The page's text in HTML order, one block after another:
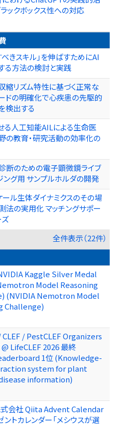
ックボックス性への対応
べきスキル」を伸ばすためにAI
る方法の検討と実践
縮リズム特性に基づく正常な
ドの明確化で心疾患の先駆的
検出する
る人工知能AILによる生命医
の教育・研究活動の効率化の
断のための電子顕微鏡ライブ
ング用 サンプルホルダの開発
ール生体ダイナミクスのその場
法の実用化 マッチングサポー
ズ
全件表示（22件）
Kaggle Silver Medal
Model Reasoning
(NVIDIA Nemotron Model
Challenge)
CLEF / PestCLEF Organizers
LifeCLEF 2026 最終
1位 (Knowledge-
system for plant
information)
式会社 Qiita Advent Calendar
ントカレンダー「メシウスが選